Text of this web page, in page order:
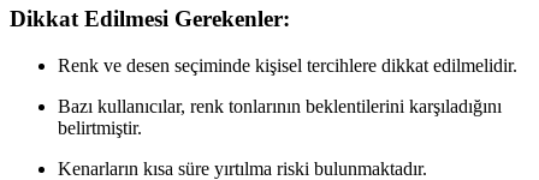
Dikkat Edilmesi Gerekenler:
Renk ve desen seçiminde kişisel tercihlere dikkat edilmelidir.
Bazı kullanıcılar, renk tonlarının beklentilerini karşıladığını
belirtmiştir.
Kenarların kısa süre yırtılma riski bulunmaktadır.